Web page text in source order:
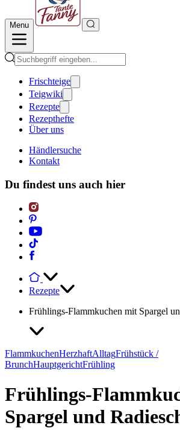
Menu
Frischteige
Teigwiki
Rezepte
Rezepthefte
Über uns
Händlersuche
Kontakt
Du findest uns auch hier
Rezepte
Frühlings-Flammkuchen mit Spargel
FlammkuchenHerzhaftAlltagFrühstück /
BrunchHauptgerichtFrühling
Frühlings-
Spargel und